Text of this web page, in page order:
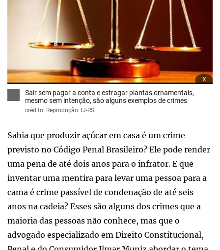
x
Sair sem pagar a conta e estragar plantas ornamentais,
mesmo sem intenção, são alguns exemplos de crimes
crédito: Reprodução TJ-RS
Sabia que produzir açúcar em casa é um crime
previsto no Código Penal Brasileiro? Ele pode render
uma pena de até dois anos para o infrator. E que
inventar uma mentira para levar uma pessoa para a
cama é crime passível de condenação de até seis
anos na cadeia? Esses são alguns dos crimes que a
maioria das pessoas não conhece, mas que o
advogado especializado em Direito Constitucional,